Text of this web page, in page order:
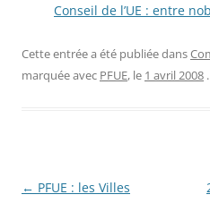
Conseil de l’UE : entre
Cette entrée a été publiée dans
marquée avec PFUE, le 1 avril 2008 .
Navigation
← PFUE : les Villes